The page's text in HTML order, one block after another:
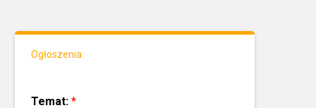
Ogłoszenia
Temat: *